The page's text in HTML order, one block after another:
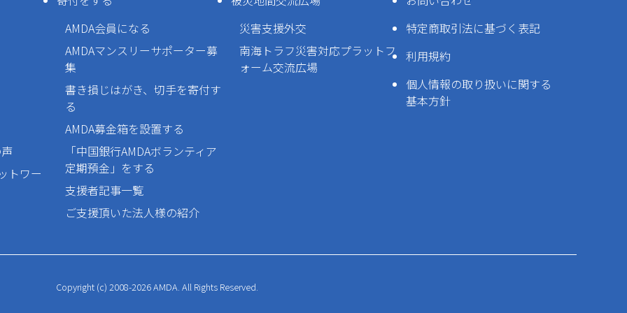
トワー
AMDA会員になる
AMDAマンスリーサポーター募
集
書き損じはがき、切手を寄付す
る
AMDA募金箱を設置する
「中国銀行AMDAボランティア
定期預金」をする
支援者記事一覧
ご支援頂いた法人様の紹介
災害支援外交
南海トラフ災害対応プラットフ
ォーム交流広場
特定商取引法に基づく表記
利用規約
個人情報の取り扱いに関する
基本方針
Copyright (c) 2008-2026 AMDA. All Rights Reserved.